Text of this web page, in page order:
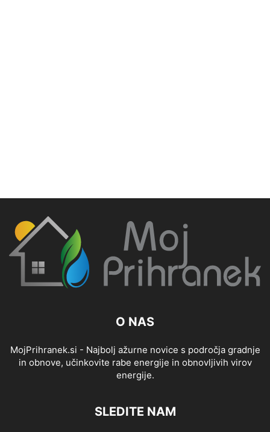
O NAS
MojPrihranek.si - Najbolj ažurne novice s področja gradnje
in obnove, učinkovite rabe energije in obnovljivih virov
energije.
SLEDITE NAM